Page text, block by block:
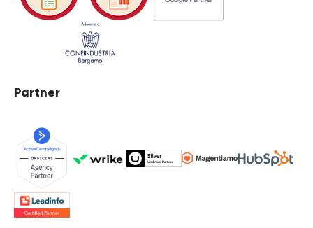
Partner